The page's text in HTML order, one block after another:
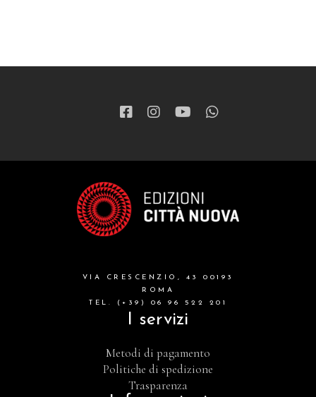
VIA CRESCENZIO, 43 00193
ROMA
TEL. (+39) 06 96 522 201
I servizi
Metodi di pagamento
Politiche di spedizione
Trasparenza